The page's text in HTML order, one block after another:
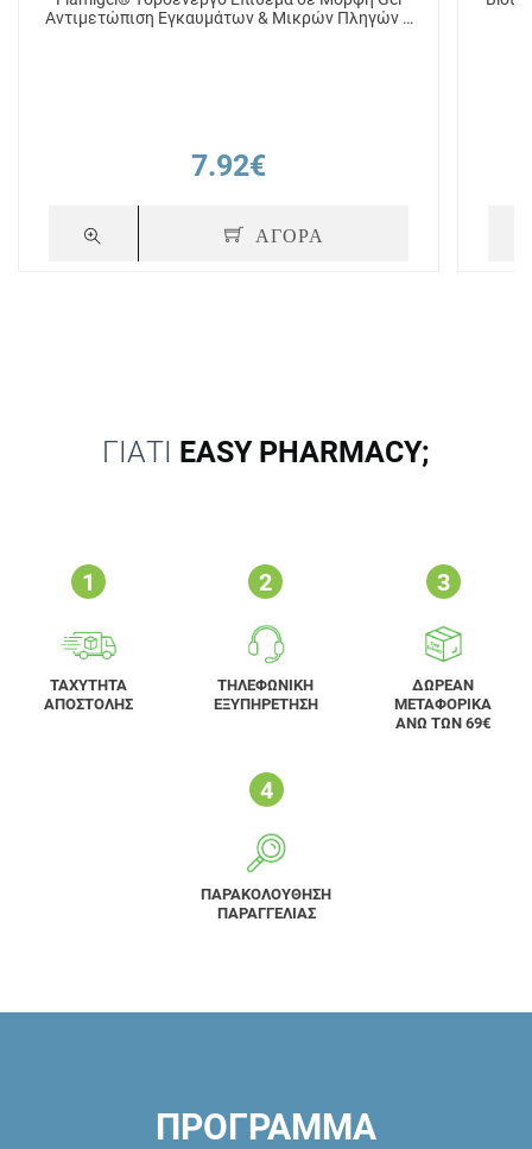
Αντιμετώπιση Εγκαυμάτων & Μικρών Πληγών –
7.92€
ΑΓΟΡΑ
ΓΙΑΤΙ EASY PHARMACY;
ΤΑΧΥΤΗΤΑ
ΑΠΟΣΤΟΛΗΣ
ΤΗΛΕΦΩΝΙΚΗ
ΕΞΥΠΗΡΕΤΗΣΗ
ΔΩΡΕΑΝ
ΜΕΤΑΦΟΡΙΚΑ
ΑΝΩ ΤΩΝ 69€
ΠΑΡΑΚΟΛΟΥΘΗΣΗ
ΠΑΡΑΓΓΕΛΙΑΣ
ΠΡΟΓΡΑΜΜΑ